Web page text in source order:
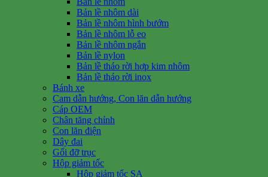
Bản lề nhôm dài
Bản lề nhôm hình bướm
Bản lề nhôm lỗ eo
Bản lề nhôm ngắn
Bản lề nylon
Bản lề tháo rời hợp kim nhôm
Bản lề tháo rời inox
Bánh xe
Cam dẫn hướng, Con lăn dẫn hướng
Cáp OEM
Chân tăng chỉnh
Con lăn điện
Dây đai
Gối đỡ trục
Hộp giảm tốc
Hộp giảm tốc SA